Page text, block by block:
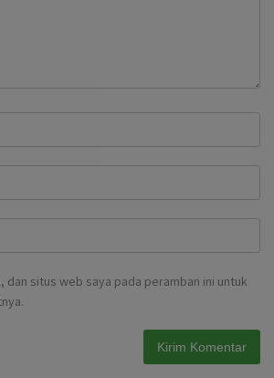
dan situs web saya pada peramban ini untuk